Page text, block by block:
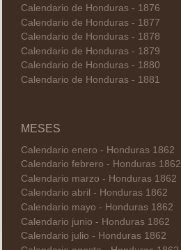
Calendario de Honduras - 1876
Calendario de Honduras - 1877
Calendario de Honduras - 1878
Calendario de Honduras - 1879
Calendario de Honduras - 1880
Calendario de Honduras - 1881
MESES
Calendario enero - Honduras 1862
Calendario febrero - Honduras 1862
Calendario marzo - Honduras 1862
Calendario abril - Honduras 1862
Calendario mayo - Honduras 1862
Calendario junio - Honduras 1862
Calendario julio - Honduras 1862